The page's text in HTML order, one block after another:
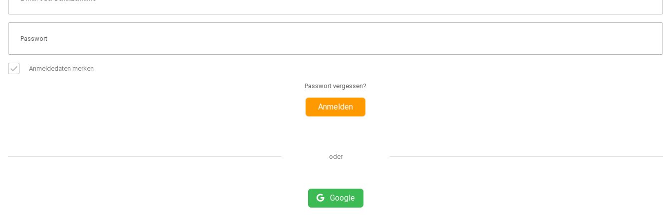
Anmeldedaten merken
Passwort vergessen?
Anmelden
oder
Google